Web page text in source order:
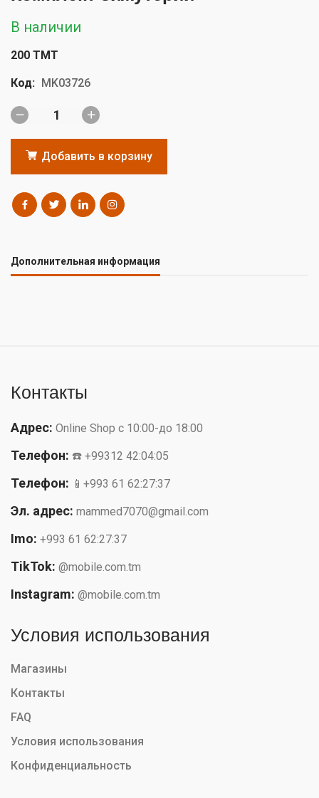
В наличии
200 TMT
Код: MK03726
Добавить в корзину
Дополнительная информация
Контакты
Адрес: Online Shop с 10:00-до 18:00
Телефон: ☎️ +99312 42:04:05
Телефон: 📱+993 61 62:27:37
Эл. адрес: mammed7070@gmail.com
Imo: +993 61 62:27:37
TikTok: @mobile.com.tm
Instagram: @mobile.com.tm
Условия использования
Магазины
Контакты
FAQ
Условия использования
Конфиденциальность